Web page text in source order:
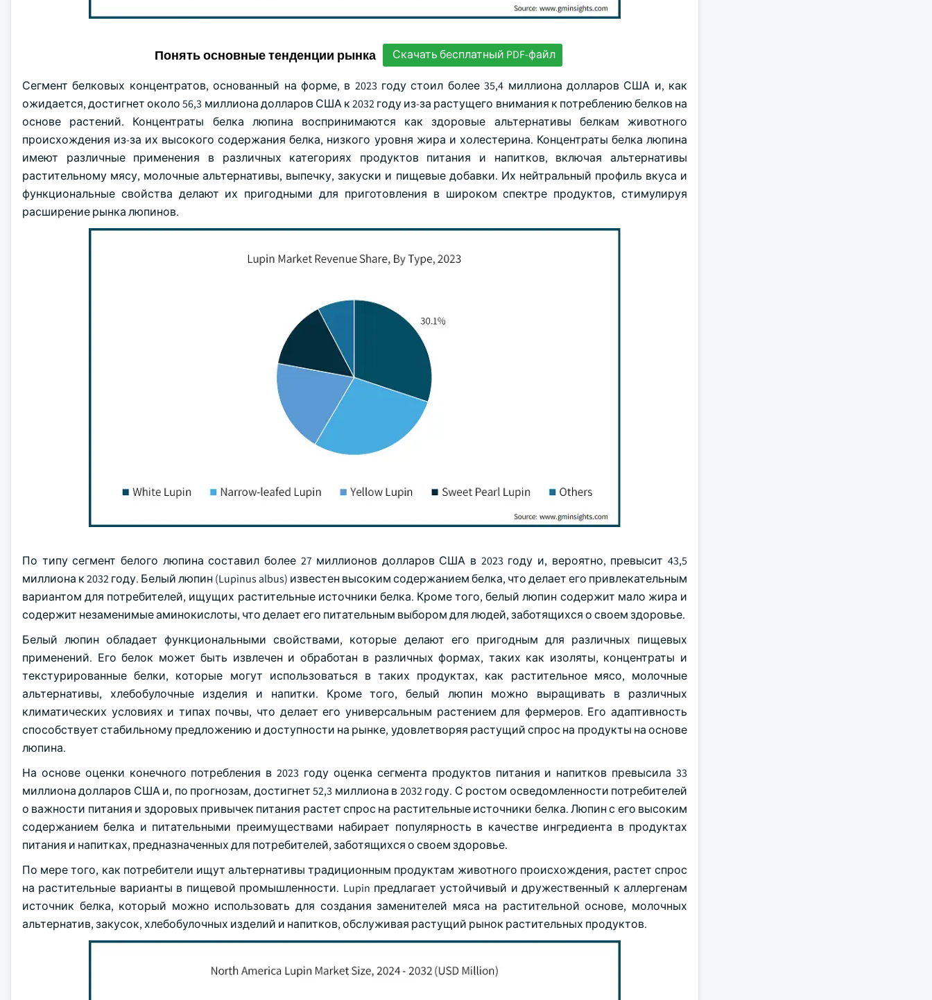
Понять основные тенденции рынка Скачать бесплатный PDF-файл
Сегмент белковых концентратов, основанный на форме, в 2023 году стоил более 35,4 миллиона долларов США и, как
ожидается, достигнет около 56,3 миллиона долларов США к 2032 году из-за растущего внимания к потреблению белков на
основе растений. Концентраты белка люпина воспринимаются как здоровые альтернативы белкам животного
происхождения из-за их высокого содержания белка, низкого уровня жира и холестерина. Концентраты белка люпина
имеют различные применения в различных категориях продуктов питания и напитков, включая альтернативы
растительному мясу, молочные альтернативы, выпечку, закуски и пищевые добавки. Их нейтральный профиль вкуса и
функциональные свойства делают их пригодными для приготовления в широком спектре продуктов, стимулируя
расширение рынка люпинов.
По типу сегмент белого люпина составил более 27 миллионов долларов США в 2023 году и, вероятно, превысит 43,5
миллиона к 2032 году. Белый люпин (Lupinus albus) известен высоким содержанием белка, что делает его привлекательным
вариантом для потребителей, ищущих растительные источники белка. Кроме того, белый люпин содержит мало жира и
содержит незаменимые аминокислоты, что делает его питательным выбором для людей, заботящихся о своем здоровье.
Белый люпин обладает функциональными свойствами, которые делают его пригодным для различных пищевых
применений. Его белок может быть извлечен и обработан в различных формах, таких как изоляты, концентраты и
текстурированные белки, которые могут использоваться в таких продуктах, как растительное мясо, молочные
альтернативы, хлебобулочные изделия и напитки. Кроме того, белый люпин можно выращивать в различных
климатических условиях и типах почвы, что делает его универсальным растением для фермеров. Его адаптивность
способствует стабильному предложению и доступности на рынке, удовлетворяя растущий спрос на продукты на основе
люпина.
На основе оценки конечного потребления в 2023 году оценка сегмента продуктов питания и напитков превысила 33
миллиона долларов США и, по прогнозам, достигнет 52,3 миллиона в 2032 году. С ростом осведомленности потребителей
о важности питания и здоровых привычек питания растет спрос на растительные источники белка. Люпин с его высоким
содержанием белка и питательными преимуществами набирает популярность в качестве ингредиента в продуктах
питания и напитках, предназначенных для потребителей, заботящихся о своем здоровье.
По мере того, как потребители ищут альтернативы традиционным продуктам животного происхождения, растет спрос
на растительные варианты в пищевой промышленности. Lupin предлагает устойчивый и дружественный к аллергенам
источник белка, который можно использовать для создания заменителей мяса на растительной основе, молочных
альтернатив, закусок, хлебобулочных изделий и напитков, обслуживая растущий рынок растительных продуктов.